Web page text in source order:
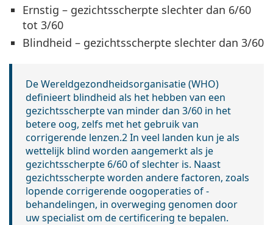
Ernstig – gezichtsscherpte slechter dan 6/60
tot 3/60
Blindheid – gezichtsscherpte slechter dan 3/60
De Wereldgezondheidsorganisatie (WHO)
definieert blindheid als het hebben van een
gezichtsscherpte van minder dan 3/60 in het
betere oog, zelfs met het gebruik van
corrigerende lenzen.2 In veel landen kun je als
wettelijk blind worden aangemerkt als je
gezichtsscherpte 6/60 of slechter is. Naast
gezichtsscherpte worden andere factoren, zoals
lopende corrigerende oogoperaties of -
behandelingen, in overweging genomen door
uw specialist om de certificering te bepalen.